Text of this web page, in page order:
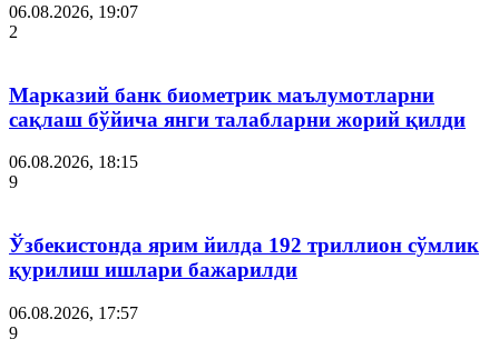
06.08.2026, 19:07
2
Марказий банк биометрик маълумотларни
сақлаш бўйича янги талабларни жорий қилди
06.08.2026, 18:15
9
Ўзбекистонда ярим йилда 192 триллион сўмлик
қурилиш ишлари бажарилди
06.08.2026, 17:57
9